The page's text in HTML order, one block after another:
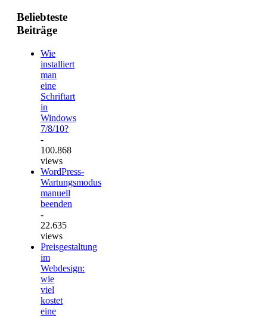
Beliebteste
Beiträge
Wie
installiert
man
eine
Schriftart
in
Windows
7/8/10?
-
100.868
views
WordPress-
Wartungsmodus
manuell
beenden
-
22.635
views
Preisgestaltung
im
Webdesign:
wie
viel
kostet
eine